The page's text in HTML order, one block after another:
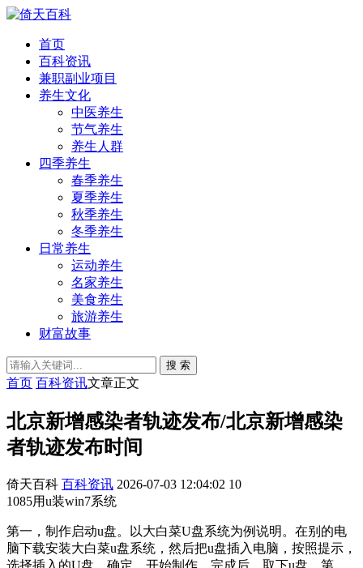
首页
百科资讯
兼职副业项目
养生文化
中医养生
节气养生
养生人群
四季养生
春季养生
夏季养生
秋季养生
冬季养生
日常养生
运动养生
名家养生
美食养生
旅游养生
财富故事
搜 索
首页 百科资讯文章正文
北京新增感染者轨迹发布/北京新增感染
者轨迹发布时间
倚天百科 百科资讯 2026-07-03 12:04:02 10
1085用u装win7系统
第一，制作启动u盘。以大白菜U盘系统为例说明。在别的电
脑下载安装大白菜u盘系统，然后把u盘插入电脑，按照提示，
选择插入的U盘，确定，开始制作，完成后，取下u盘。第